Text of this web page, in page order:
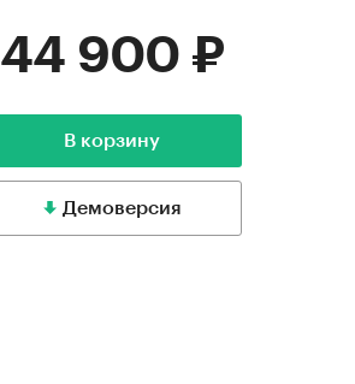
44 900 ₽
В корзину
Демоверсия